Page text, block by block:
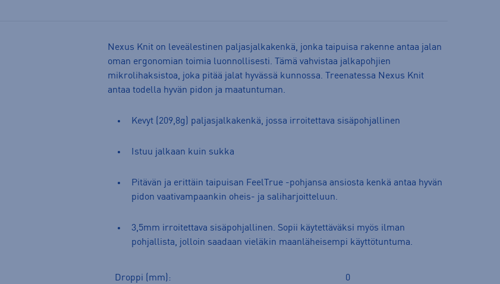
Nexus Knit on leveälestinen paljasjalkakenkä, jonka taipuisa rakenne antaa jalan
oman ergonomian toimia luonnollisesti. Tämä vahvistaa jalkapohjien
mikrolihaksistoa, joka pitää jalat hyvässä kunnossa. Treenatessa Nexus Knit
antaa todella hyvän pidon ja maatuntuman.
Kevyt (209,8g) paljasjalkakenkä, jossa irroitettava sisäpohjallinen
Istuu jalkaan kuin sukka
Pitävän ja erittäin taipuisan FeelTrue -pohjansa ansiosta kenkä antaa hyvän
pidon vaativampaankin oheis- ja saliharjoitteluun.
3,5mm irroitettava sisäpohjallinen. Sopii käytettäväksi myös ilman
pohjallista, jolloin saadaan vieläkin maanläheisempi käyttötuntuma.
Droppi (mm): 0